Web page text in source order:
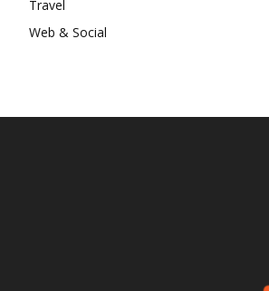
Travel
Web & Social